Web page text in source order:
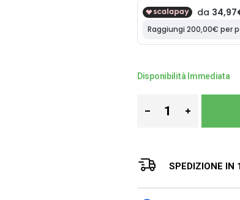
Disponibilità Immediata
SPEDIZIONE IN